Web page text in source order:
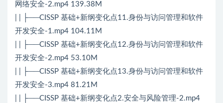
网络安全-2.mp4 139.38M
| | ├──CISSP 基础+新纲变化点11.身份与访问管理和软件
开发安全-1.mp4 104.11M
| | ├──CISSP 基础+新纲变化点12.身份与访问管理和软件
开发安全-2.mp4 53.10M
| | ├──CISSP 基础+新纲变化点13.身份与访问管理和软件
开发安全-3.mp4 81.21M
| | ├──CISSP 基础+新纲变化点2.安全与风险管理-2.mp4